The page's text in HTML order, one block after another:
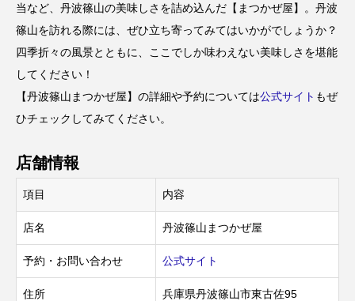
当など、丹波篠山の美味しさを詰め込んだ【まつかぜ屋】。丹波
篠山を訪れる際には、ぜひ立ち寄ってみてはいかがでしょうか？
四季折々の風景とともに、ここでしか味わえない美味しさを堪能
してください！
【丹波篠山まつかぜ屋】の詳細や予約については公式サイト もぜ
ひチェックしてみてください。
店舗情報
項目 内容
店名 丹波篠山まつかぜ屋
予約・お問い合わせ 公式サイト
住所 兵庫県丹波篠山市東古佐95